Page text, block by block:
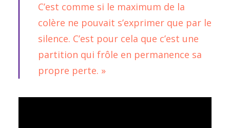
C’est comme si le maximum de la
colère ne pouvait s’exprimer que par le
silence. C’est pour cela que c’est une
partition qui frôle en permanence sa
propre perte. »